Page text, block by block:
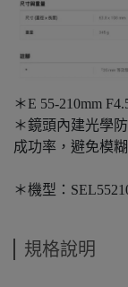
＊E 55-210mm
＊鏡頭內建光學
成功率，避免模糊
＊機型：
規格說明